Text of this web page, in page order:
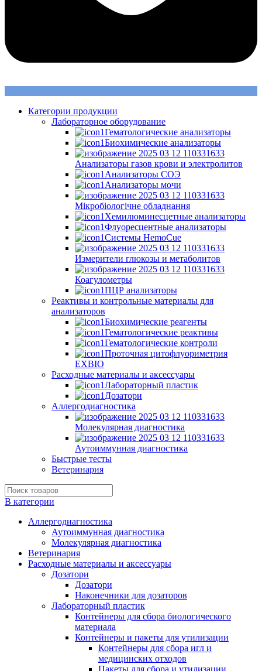
Категории продукции
Лабораторное оборудование
Гематологические анализаторы
Биохимические анализаторы
Анализаторы газов крови и электролитов
Анализаторы СОЭ
Анализаторы мочи
Мікробіологічне обладнання
Хемилюминесцетные анализаторы
Флуоресцентные анализаторы
Системы HemoCue
Измерители глюкозы и метаболитов
Коагулометры
ПЦР анализаторы
Реактивы и контрольные материалы для
анализаторов
Биохимические реагенты
Гематологические реактивы
Гематологические контроли
Проточная цитофлуориметрия
EXBIO
Расходные материалы и аксессуары
Лабораторный пластик
Дозатори
Аллергодиагностика
Молекулярная диагностика
Аутоиммунная диагностика
Быстрые тесты
Ветеринария
В категории
Аллергодиагностика
Аутоиммунная диагностика
Молекулярная диагностика
Ветеринария
Расходные материалы и аксессуары
Дозатори
Дозатори
Наконечники для дозаторов
Лабораторный пластик
Контейнеры для сбора биологического
материала
Контейнеры и пакеты для утилизации
Контейнеры для сбора игл и
медицинских отходов